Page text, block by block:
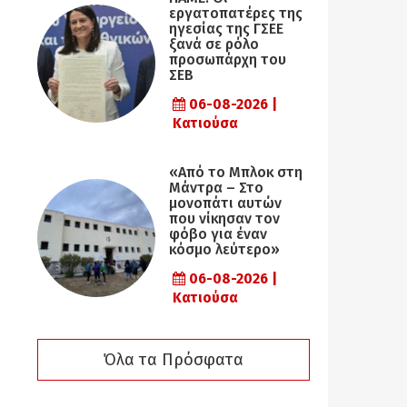
εργατοπατέρες της
ηγεσίας της ΓΣΕΕ
ξανά σε ρόλο
προσωπάρχη του
ΣΕΒ
06-08-2026 |
Κατιούσα
«Από το Μπλοκ στη
Μάντρα – Στο
μονοπάτι αυτών
που νίκησαν τον
φόβο για έναν
κόσμο λεύτερο»
06-08-2026 |
Κατιούσα
Όλα τα Πρόσφατα